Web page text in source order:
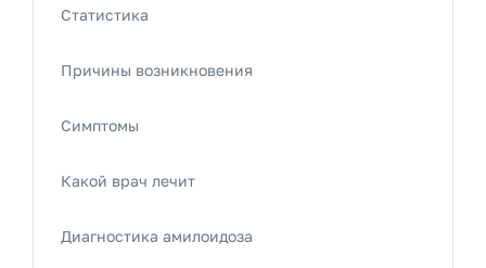
Статистика
Причины возникновения
Симптомы
Какой врач лечит
Диагностика амилоидоза